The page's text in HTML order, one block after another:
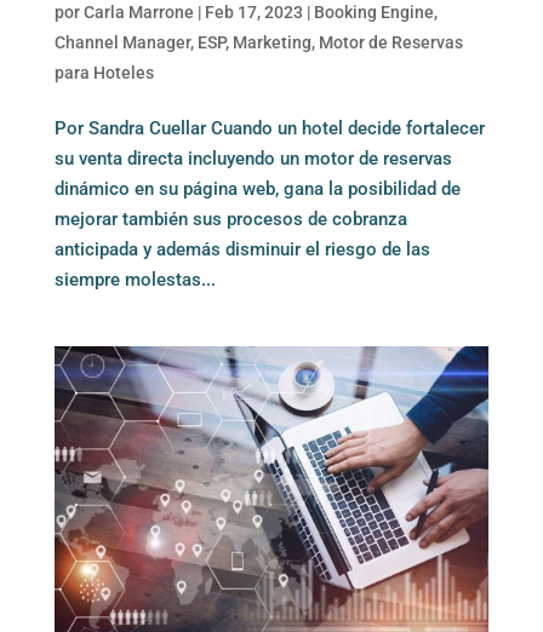
porCarla Marrone | Feb 17, 2023 | Booking Engine,
Channel Manager, ESP, Marketing, Motor de Reservas
para Hoteles
Por Sandra Cuellar Cuando un hotel decide fortalecer
su venta directa incluyendo un motor de reservas
dinámico en su página web, gana la posibilidad de
mejorar también sus procesos de cobranza
anticipada y además disminuir el riesgo de las
siempre molestas...